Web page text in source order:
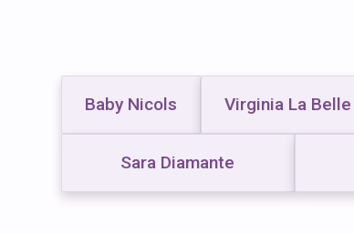
Baby Nicols Virginia La Belle
Sara Diamante